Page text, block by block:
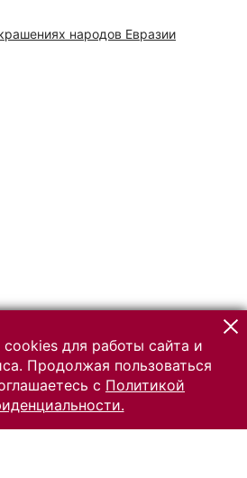
народов Евразии
для работы сайта и
Продолжая пользоваться
с Политикой